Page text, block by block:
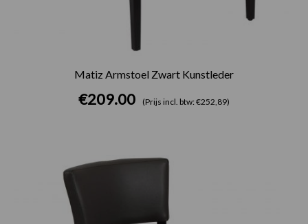
Matiz Armstoel Zwart Kunstleder
€209.00 (Prijs incl. btw: €252,89)